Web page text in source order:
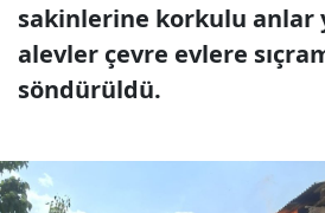
sakinlerine korkulu anlar
alevler çevre evlere
söndürüldü.